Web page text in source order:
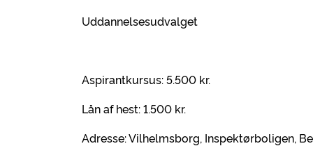
Uddannelsesudvalget
Aspirantkursus: 5.500 kr.
Lån af hest: 1.500 kr.
Adresse: Vilhelmsborg, Inspektørboligen,